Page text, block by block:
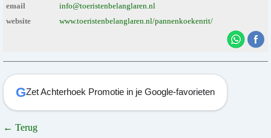
email
info@toeristenbelanglaren.nl
website
www.toeristenbelanglaren.nl/pannenkoekenrit/
GZet Achterhoek Promotie in je Google-favorieten
← Terug